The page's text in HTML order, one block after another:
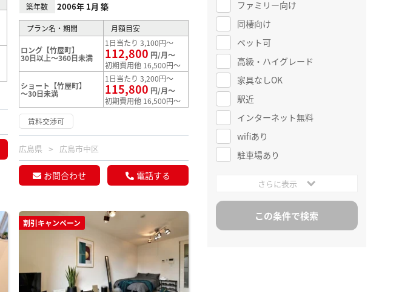
築年数 2006年 1月 築
プラン名・期間 月額目安
ロング【竹屋町】
30日以上～360日未満
1日当たり 3,100円～
112,800 円/月～
初期費用他 16,500円～
ショート【竹屋町】
～30日未満
1日当たり 3,200円～
115,800 円/月～
初期費用他 16,500円～
賃料交渉可
広島県 広島市中区
お問合わせ 電話する
割引キャンペーン
ファミリー向け
同棲向け
ペット可
高級・ハイグレード
家具なしOK
駅近
インターネット無料
wifiあり
駐車場あり
さらに表示